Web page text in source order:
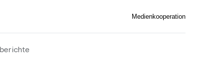
Medienkooperation